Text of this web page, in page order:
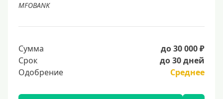
MFOBANK
Сумма
до 30 000 ₽
Срок
до 30 дней
Одобрение
Среднее